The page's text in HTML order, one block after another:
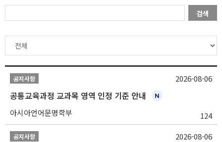
검색
공지사항
공통교육과정 교과목 영역 인정 기준 안내
아시아언어문명학부 124
2026-08-06
공지사항 2026-08-06